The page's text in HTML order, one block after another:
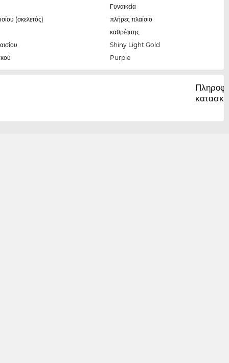
Γυναικεία
(σκελετός)
πλήρες πλαίσιο
καθρέφτης
Shiny Light Gold
Purple